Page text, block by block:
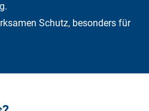
Fragen
Fazit
Schutz, besonders für